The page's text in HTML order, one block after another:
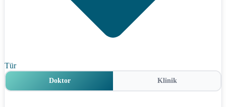
Tür
Doktor Klinik